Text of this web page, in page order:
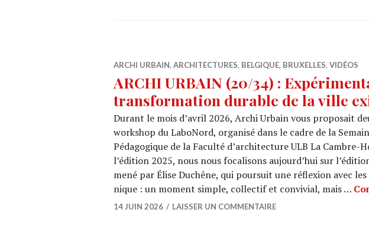
ARCHI URBAIN, ARCHITECTURES, BELGIQUE, BRUXELLES, VIDÉOS
ARCHI URBAIN (20/34) :
transformation durable de la ville
Durant le mois d’avril 2026, Archi Urbain vous proposait
workshop du LaboNord, organisé dans le cadre de la
Pédagogique de la Faculté d’architecture ULB La Cambre-
l’édition 2025, nous nous focalisons aujourd’hui sur
mené par Élise Duchêne, qui poursuit une réflexion avec
nique : un moment simple, collectif et convivial, mais …
14 JUIN 2026 LAISSER UN COMMENTAIRE